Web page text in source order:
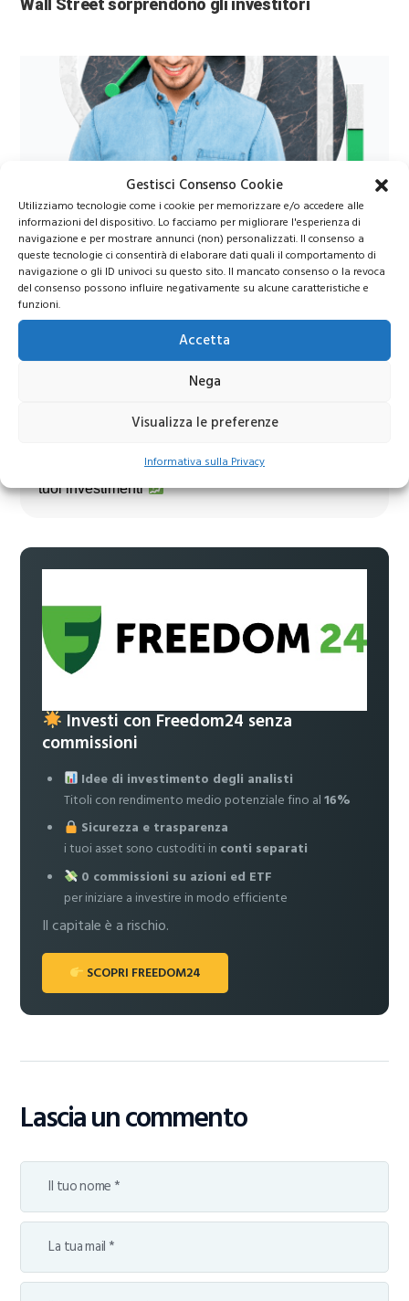
Gestisci Consenso Cookie
Utilizziamo tecnologie come i cookie per memorizzare e/o accedere alle
informazioni del dispositivo. Lo facciamo per migliorare l'esperienza di
navigazione e per mostrare annunci (non) personalizzati. Il consenso a
queste tecnologie ci consentirà di elaborare dati quali il comportamento di
navigazione o gli ID univoci su questo sito. Il mancato consenso o la revoca
del consenso possono influire negativamente su alcune caratteristiche e
funzioni.
Accetta
Nega
Visualizza le preferenze
Informativa sulla Privacy
Wall Street sorprendono gli investitori
Azioni Bance Europee
Azioni banche europee da mettere nel mirino nei
prossimi mesi
Accedi a news, analisi e strategie esclusive per i
tuoi investimenti
Investi con Freedom24 senza
commissioni
Idee di investimento degli analisti
Titoli con rendimento medio potenziale fino al16%
Sicurezza e trasparenza
i tuoi asset sono custoditi in conti separati
0 commissioni su azioni ed ETF
per iniziare a investire in modo efficiente
Il capitale è a rischio.
SCOPRI FREEDOM24
Lascia un commento